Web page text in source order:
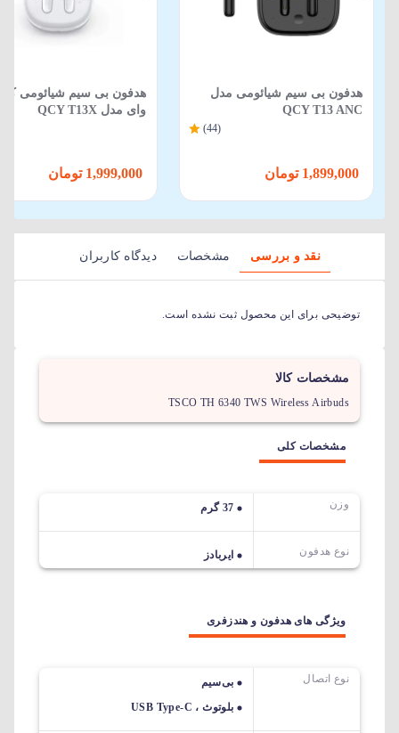
هدفون بی سیم شیائومی مدل
QCY T13 ANC
(44)
هدفون بی‌ سیم شیائومی
وای مدل QCY T13X
نقد و بررسی مشخصات دیدگاه کاربران
توضیحی برای این محصول ثبت نشده است.
مشخصات کالا
TSCO TH 6340 TWS Wireless Airbuds
مشخصات کلی
وزن 37 گرم
نوع هدفون ایربادز
ویژگی های هدفون و هندزفری
نوع اتصال
بی‌سیم
بلوتوث ، USB Type-C